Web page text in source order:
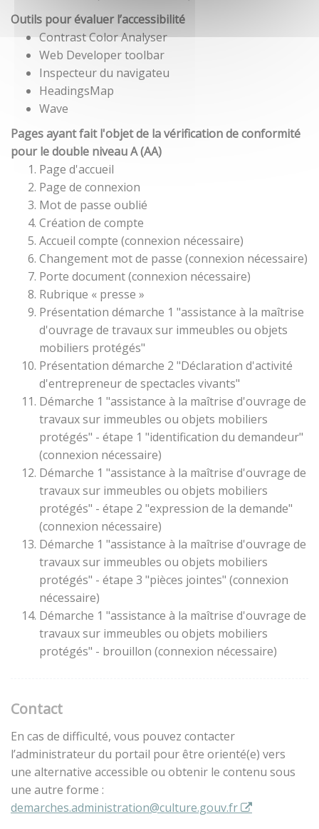
Outils pour évaluer l’accessibilité
Contrast Color Analyser
Web Developer toolbar
Inspecteur du navigateu
HeadingsMap
Wave
Pages ayant fait l'objet de la vérification de conformité
pour le double niveau A (AA)
Page d'accueil
Page de connexion
Mot de passe oublié
Création de compte
Accueil compte (connexion nécessaire)
Changement mot de passe (connexion nécessaire)
Porte document (connexion nécessaire)
Rubrique « presse »
Présentation démarche 1 "assistance à la maîtrise
d'ouvrage de travaux sur immeubles ou objets
mobiliers protégés"
Présentation démarche 2 "Déclaration d'activité
d'entrepreneur de spectacles vivants"
Démarche 1 "assistance à la maîtrise d'ouvrage de
travaux sur immeubles ou objets mobiliers
protégés" - étape 1 "identification du demandeur"
(connexion nécessaire)
Démarche 1 "assistance à la maîtrise d'ouvrage de
travaux sur immeubles ou objets mobiliers
protégés" - étape 2 "expression de la demande"
(connexion nécessaire)
Démarche 1 "assistance à la maîtrise d'ouvrage de
travaux sur immeubles ou objets mobiliers
protégés" - étape 3 "pièces jointes" (connexion
nécessaire)
Démarche 1 "assistance à la maîtrise d'ouvrage de
travaux sur immeubles ou objets mobiliers
protégés" - brouillon (connexion nécessaire)
Contact
En cas de difficulté, vous pouvez contacter
l’administrateur du portail pour être orienté(e) vers
une alternative accessible ou obtenir le contenu sous
une autre forme :
demarches.administration@culture.gouv.fr